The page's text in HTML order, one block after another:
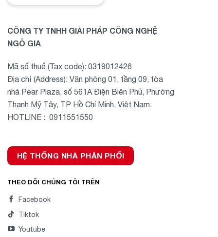
0
2.100.000₫.
là:
CÔNG TY TNHH GIẢI PHÁP CÔNG NGHỆ
NGÔ GIA
Mã số thuế (Tax code): 0319012426
Địa chỉ (Address): Văn phòng 01, tầng 09, tòa
nhà Pear Plaza, số 561A Điện Biên Phủ, Phường
Thạnh Mỹ Tây, TP Hồ Chí Minh, Việt Nam.
HOTLINE : 0911551550
HỆ THỐNG NHÀ PHÂN PHỐI
THEO DÕI CHÚNG TÔI TRÊN
Facebook
Tiktok
Youtube